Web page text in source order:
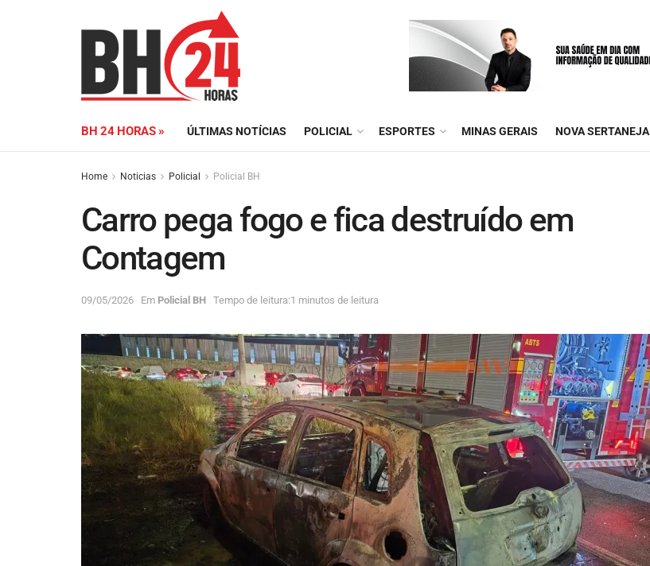
BH 24 HORAS » ÚLTIMAS NOTÍCIAS POLICIAL ESPORTES MINAS GERAIS NOVA SERTANEJA
Home Noticias Policial Policial BH
Carro pega fogo e fica destruído em
Contagem
09/05/2026 Em Policial BH Tempo de leitura:1 minutos de leitura